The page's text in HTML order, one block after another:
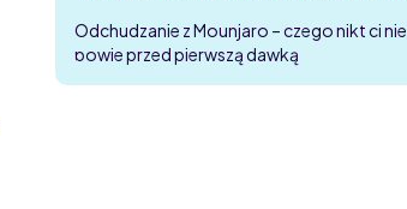
Odchudzanie z Mounjaro – czego nikt ci nie
powie przed pierwszą dawką